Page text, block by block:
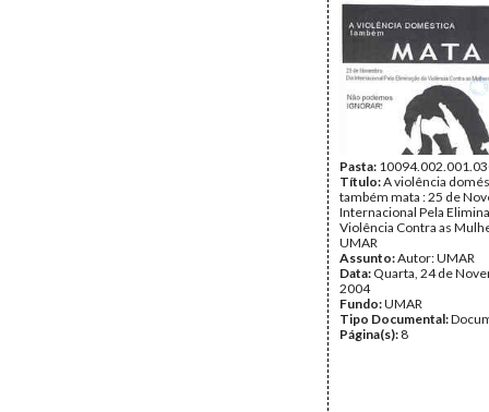
Pasta:
Título:A violência
também mata : 25 de
Internacional Pela
Violência Contra as
UMAR
Assunto:Autor: UMAR
Data: Quarta, 24 de
2004
Fundo:UMAR
Tipo Documental:
Página(s): 8